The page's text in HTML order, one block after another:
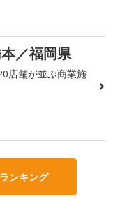
／福岡県
店舗が並ぶ商業施
ンキング